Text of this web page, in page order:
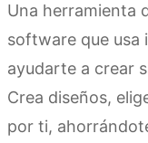
Una herramienta
software que usa
ayudarte a crear
Crea diseños,
por ti,